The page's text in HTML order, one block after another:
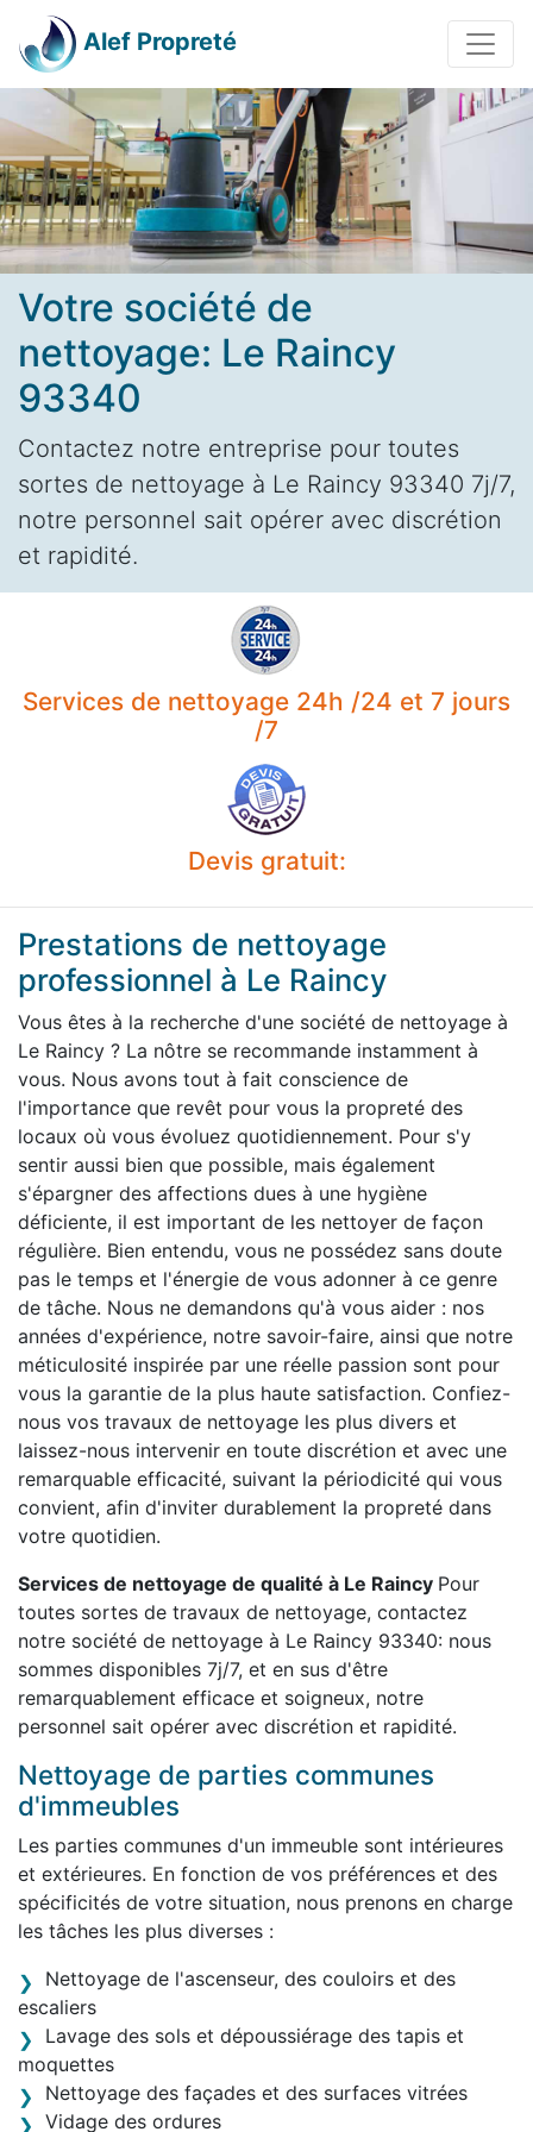
Alef Propreté
Votre société de
nettoyage: Le Raincy
93340
Contactez notre entreprise pour toutes
sortes de nettoyage à Le Raincy 93340 7j/7,
notre personnel sait opérer avec discrétion
et rapidité.
Services de nettoyage 24h /24 et 7 jours
/7
Devis gratuit:
Prestations de nettoyage
professionnel à Le Raincy
Vous êtes à la recherche d'une société de nettoyage à
Le Raincy ? La nôtre se recommande instamment à
vous. Nous avons tout à fait conscience de
l'importance que revêt pour vous la propreté des
locaux où vous évoluez quotidiennement. Pour s'y
sentir aussi bien que possible, mais également
s'épargner des affections dues à une hygiène
déficiente, il est important de les nettoyer de façon
régulière. Bien entendu, vous ne possédez sans doute
pas le temps et l'énergie de vous adonner à ce genre
de tâche. Nous ne demandons qu'à vous aider : nos
années d'expérience, notre savoir-faire, ainsi que notre
méticulosité inspirée par une réelle passion sont pour
vous la garantie de la plus haute satisfaction. Confiez-
nous vos travaux de nettoyage les plus divers et
laissez-nous intervenir en toute discrétion et avec une
remarquable efficacité, suivant la périodicité qui vous
convient, afin d'inviter durablement la propreté dans
votre quotidien.
Services de nettoyage de qualité à Le Raincy Pour
toutes sortes de travaux de nettoyage, contactez
notre société de nettoyage à Le Raincy 93340: nous
sommes disponibles 7j/7, et en sus d'être
remarquablement efficace et soigneux, notre
personnel sait opérer avec discrétion et rapidité.
Nettoyage de parties communes
d'immeubles
Les parties communes d'un immeuble sont intérieures
et extérieures. En fonction de vos préférences et des
spécificités de votre situation, nous prenons en charge
les tâches les plus diverses :
Nettoyage de l'ascenseur, des couloirs et des
escaliers
Lavage des sols et dépoussiérage des tapis et
moquettes
Nettoyage des façades et des surfaces vitrées
Vidage des ordures